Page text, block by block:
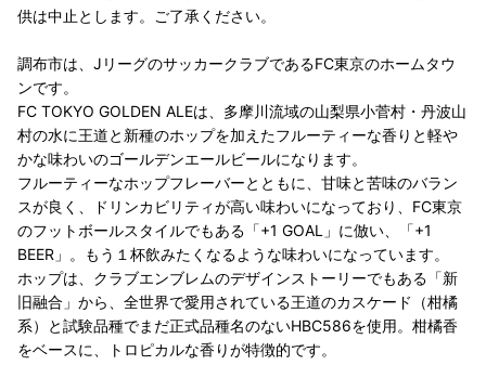
供は中止とします。ご了承ください。
調布市は、JリーグのサッカークラブであるFC東京のホームタウ
ンです。
FC TOKYO GOLDEN ALEは、多摩川流域の山梨県小菅村・丹波山
村の水に王道と新種のホップを加えたフルーティーな香りと軽や
かな味わいのゴールデンエールビールになります。
フルーティーなホップフレーバーとともに、甘味と苦味のバラン
スが良く、ドリンカビリティが高い味わいになっており、FC東京
のフットボールスタイルでもある「+1 GOAL」に倣い、「+1
BEER」。もう１杯飲みたくなるような味わいになっています。
ホップは、クラブエンブレムのデザインストーリーでもある「新
旧融合」から、全世界で愛用されている王道のカスケード（柑橘
系）と試験品種でまだ正式品種名のないHBC586を使用。柑橘香
をベースに、トロピカルな香りが特徴的です。